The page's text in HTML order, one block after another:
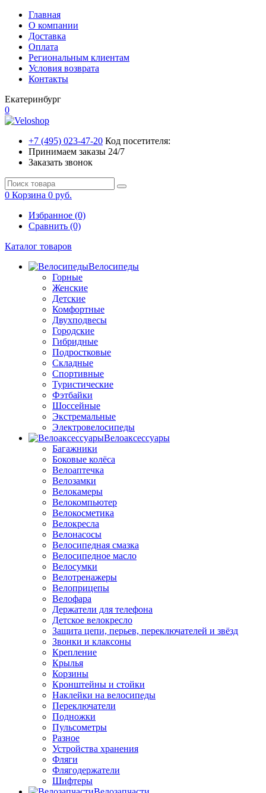
Главная
О компании
Доставка
Оплата
Региональным клиентам
Условия возврата
Контакты
Екатеринбург
0
+7 (495) 023-47-20 Код посетителя:
Принимаем заказы 24/7
Заказать звонок
0 Корзина 0 руб.
Избранное (0)
Сравнить (0)
Каталог товаров
Велосипеды
Горные
Женские
Детские
Комфортные
Двухподвесы
Городские
Гибридные
Подростковые
Складные
Спортивные
Туристические
Фэтбайки
Шоссейные
Экстремальные
Электровелосипеды
Велоаксессуары
Багажники
Боковые колёса
Велоаптечка
Велозамки
Велокамеры
Велокомпьютер
Велокосметика
Велокресла
Велонасосы
Велосипедная смазка
Велосипедное масло
Велосумки
Велотренажеры
Велоприцепы
Велофара
Держатели для телефона
Детское велокресло
Защита цепи, перьев, переключателей и звёзд
Звонки и клаксоны
Крепление
Крылья
Корзины
Кронштейны и стойки
Наклейки на велосипеды
Переключатели
Подножки
Пульсометры
Разное
Устройства хранения
Фляги
Флягодержатели
Шифтеры